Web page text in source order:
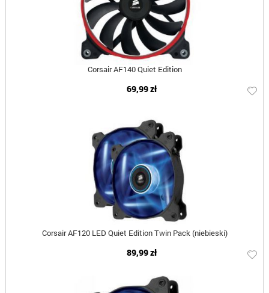
Corsair AF140 Quiet Edition
69,99 zł
Corsair AF120 LED Quiet Edition Twin Pack (niebieski)
89,99 zł